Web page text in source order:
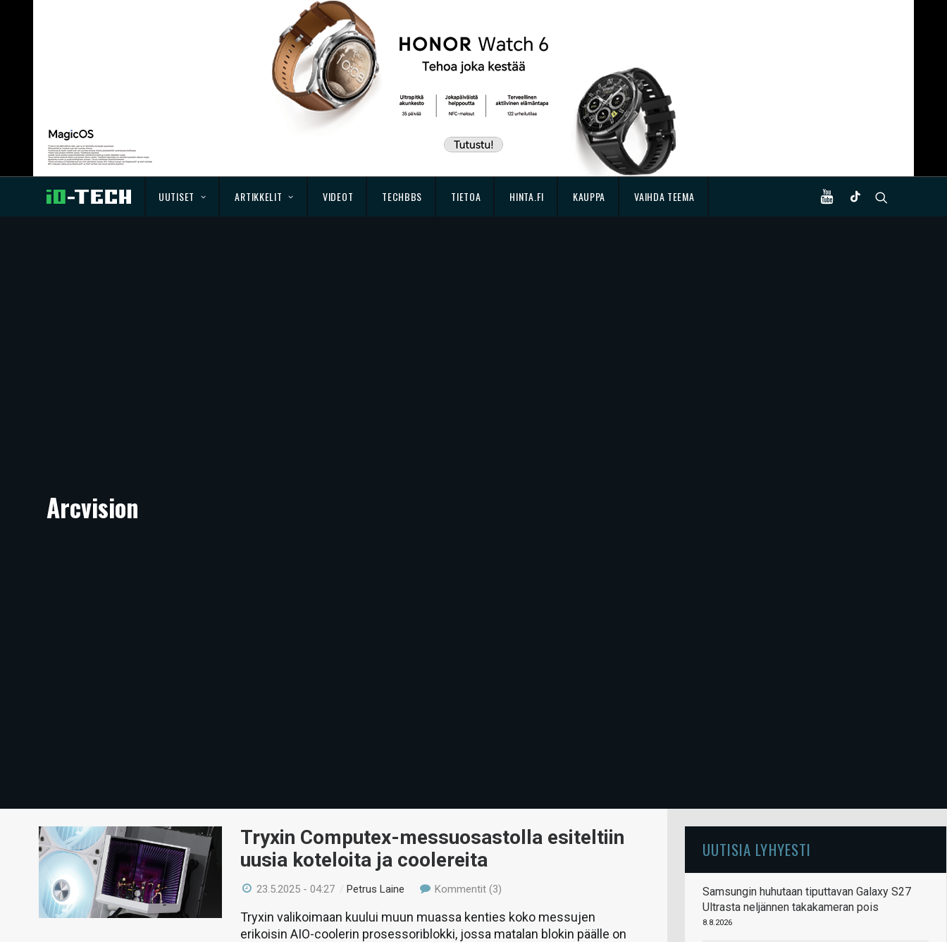
UUTISET ARTIKKELIT VIDEOT TECHBBS TIETOA HINTA.FI KAUPPA VAIHDA TEEMA
Arcvision
Tryxin Computex-messuosastolla esiteltiin
uusia koteloita ja coolereita
23.5.2025 - 04:27 /Petrus Laine Kommentit (3)
Tryxin valikoimaan kuului muun muassa kenties koko messujen
erikoisin AIO-coolerin prosessoriblokki, jossa matalan blokin päälle on
UUTISIA LYHYESTI
Samsungin huhutaan tiputtavan Galaxy S27
Ultrasta neljännen takakameran pois
8.8.2026